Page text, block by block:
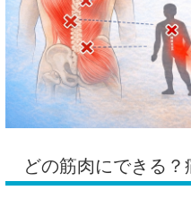
どの筋肉にできる